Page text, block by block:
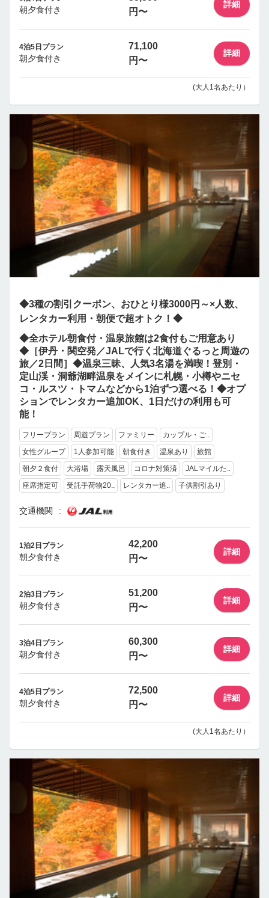
朝夕食付き
円〜
詳細
4泊5日プラン
朝夕食付き
71,100
円〜
詳細
(大人1名あたり）
◆3種の割引クーポン、おひとり様3000円～×人数、
レンタカー利用・朝便で超オトク！◆
◆全ホテル朝食付・温泉旅館は2食付もご用意あり
◆［伊丹・関空発／JALで行く北海道ぐるっと周遊の
旅／2日間］◆温泉三昧、人気3名湯を満喫！登別・
定山渓・洞爺湖畔温泉をメインに札幌・小樽やニセ
コ・ルスツ・トマムなどから1泊ずつ選べる！◆オプ
ションでレンタカー追加OK、1日だけの利用も可
能！
フリープラン 周遊プラン ファミリー
カップル・ご..
女性グループ
1人参加可能 朝食付き 温泉あり
旅館
朝夕２食付
大浴場 露天風呂 コロナ対策済
JALマイルた..
座席指定可
受託手荷物20.. レンタカー追.. 子供割引あり
交通機関
1泊2日プラン
朝夕食付き
42,200
円〜
詳細
2泊3日プラン
朝夕食付き
51,200
円〜
詳細
3泊4日プラン
朝夕食付き
60,300
円〜
詳細
4泊5日プラン
朝夕食付き
72,500
円〜
詳細
(大人1名あたり）